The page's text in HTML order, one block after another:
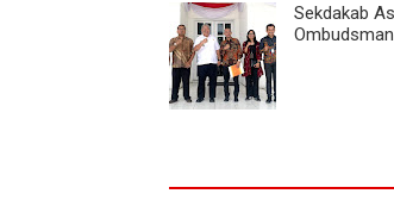
Sekdakab